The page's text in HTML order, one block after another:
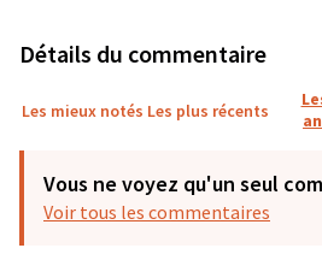
Détails du commentaire
Les mieux notés Les plus récents
Vous ne voyez qu'un seul
Voir tous les commentaires